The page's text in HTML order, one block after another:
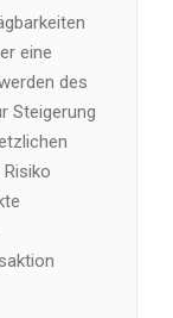
eine
des
Steigerung